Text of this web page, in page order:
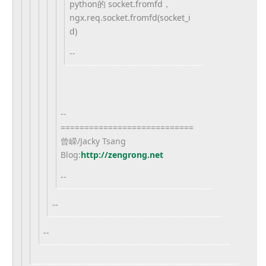
python的 socket.fromfd，
ngx.req.socket.fromfd(socket_i
d)
--
--
============================
曾嵘/Jacky Tsang
Blog:http://zengrong.net
--
--
--